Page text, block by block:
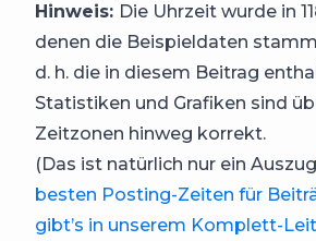
Hinweis: Die Uhrzeit wurde in
denen die Beispieldaten
d. h. die in diesem Beitrag
Statistiken und Grafiken sind
Zeitzonen hinweg korrekt.
(Das ist natürlich nur ein
besten Posting-Zeiten für
gibt’s in unserem Komplett-